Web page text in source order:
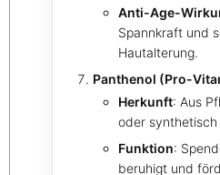
Anti-Age-
Spannkraft und
Hautalterung.
Panthenol (Pro-
Herkunft: Aus
oder synthetisch
Funktion:
beruhigt und